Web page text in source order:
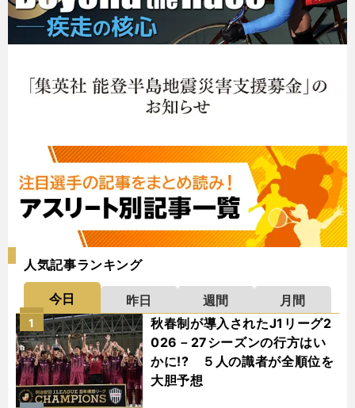
人気記事ランキング
今日 昨日 週間
月間
秋春制が導入されたJ1リーグ2
026－27シーズンの行方はい
かに!? ５人の識者が全順位を
大胆予想
1